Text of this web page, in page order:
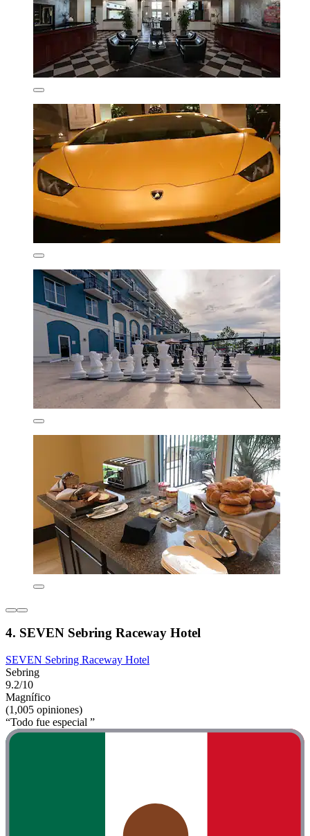
4. SEVEN Sebring Raceway Hotel
SEVEN Sebring Raceway Hotel
Sebring
9.2/10
Magnífico
(1,005 opiniones)
“Todo fue especial ”